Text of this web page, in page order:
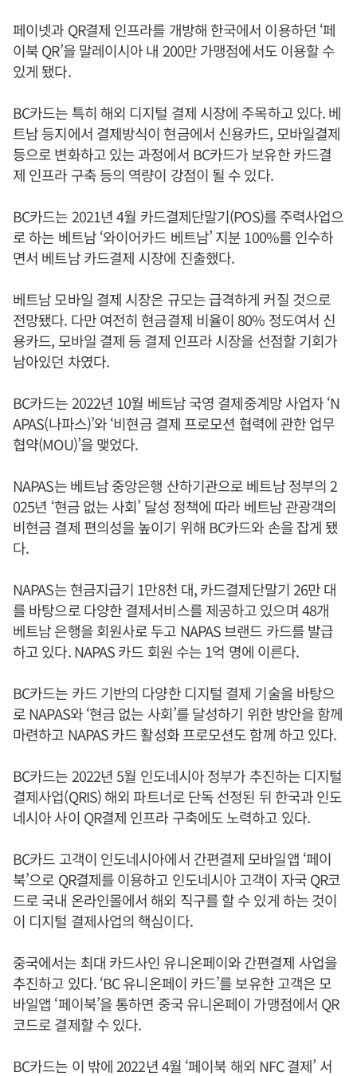
페이넷과 QR결제 인프라를 개방해 한국에서 이용하던 ‘페
이북 QR’을 말레이시아 내 200만 가맹점에서도 이용할 수
있게 됐다.
BC카드는 특히 해외 디지털 결제 시장에 주목하고 있다. 베
트남 등지에서 결제방식이 현금에서 신용카드, 모바일결제
등으로 변화하고 있는 과정에서 BC카드가 보유한 카드결
제 인프라 구축 등의 역량이 강점이 될 수 있다.
BC카드는 2021년 4월 카드결제단말기(POS)를 주력사업으
로 하는 베트남 ‘와이어카드 베트남’ 지분 100%를 인수하
면서 베트남 카드결제 시장에 진출했다.
베트남 모바일 결제 시장은 규모는 급격하게 커질 것으로
전망됐다. 다만 여전히 현금결제 비율이 80% 정도여서 신
용카드, 모바일 결제 등 결제 인프라 시장을 선점할 기회가
남아있던 차였다.
BC카드는 2022년 10월 베트남 국영 결제중계망 사업자 ‘N
APAS(나파스)’와 ‘비현금 결제 프로모션 협력에 관한 업무
협약(MOU)’을 맺었다.
NAPAS는 베트남 중앙은행 산하기관으로 베트남 정부의 2
025년 ‘현금 없는 사회’ 달성 정책에 따라 베트남 관광객의
비현금 결제 편의성을 높이기 위해 BC카드와 손을 잡게 됐
다.
NAPAS는 현금지급기 1만8천 대, 카드결제단말기 26만 대
를 바탕으로 다양한 결제서비스를 제공하고 있으며 48개
베트남 은행을 회원사로 두고 NAPAS 브랜드 카드를 발급
하고 있다. NAPAS 카드 회원 수는 1억 명에 이른다.
BC카드는 카드 기반의 다양한 디지털 결제 기술을 바탕으
로 NAPAS와 ‘현금 없는 사회’를 달성하기 위한 방안을 함께
마련하고 NAPAS 카드 활성화 프로모션도 함께 하고 있다.
BC카드는 2022년 5월 인도네시아 정부가 추진하는 디지털
결제사업(QRIS) 해외 파트너로 단독 선정된 뒤 한국과 인도
네시아 사이 QR결제 인프라 구축에도 노력하고 있다.
BC카드 고객이 인도네시아에서 간편결제 모바일앱 ‘페이
북’으로 QR결제를 이용하고 인도네시아 고객이 자국 QR코
드로 국내 온라인몰에서 해외 직구를 할 수 있게 하는 것이
이 디지털 결제사업의 핵심이다.
중국에서는 최대 카드사인 유니온페이와 간편결제 사업을
추진하고 있다. ‘BC 유니온페이 카드’를 보유한 고객은 모
바일앱 ‘페이북’을 통하면 중국 유니온페이 가맹점에서 QR
코드로 결제할 수 있다.
BC카드는 이 밖에 2022년 4월 ‘페이북 해외 NFC 결제’ 서